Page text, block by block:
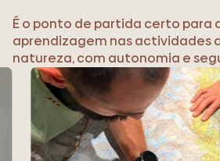
É o ponto de partida certo para
aprendizagem nas actividades
natureza, com autonomia e